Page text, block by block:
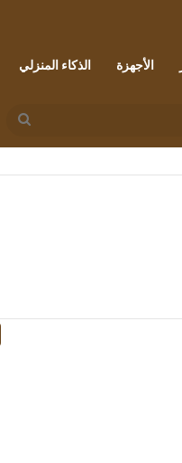
الأجهزة الذكاء المنزلي
بحث
عن